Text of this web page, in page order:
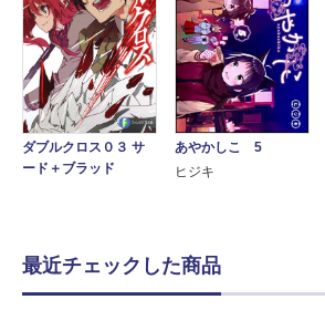
ダブルクロス０３ サ
ード＋ブラッド
あやかしこ 5
ヒジキ
最近チェックした商品